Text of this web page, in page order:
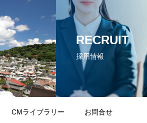
RECRUIT
採用情報
CMライブラリー お問合せ